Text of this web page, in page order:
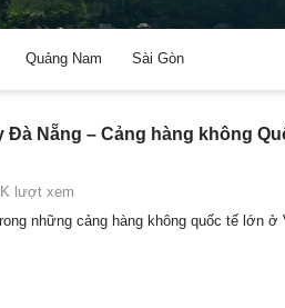
Quảng Nam Sài Gòn
Đà Nẵng – Cảng hàng không
lượt xem
những cảng hàng không quốc tế lớn ở